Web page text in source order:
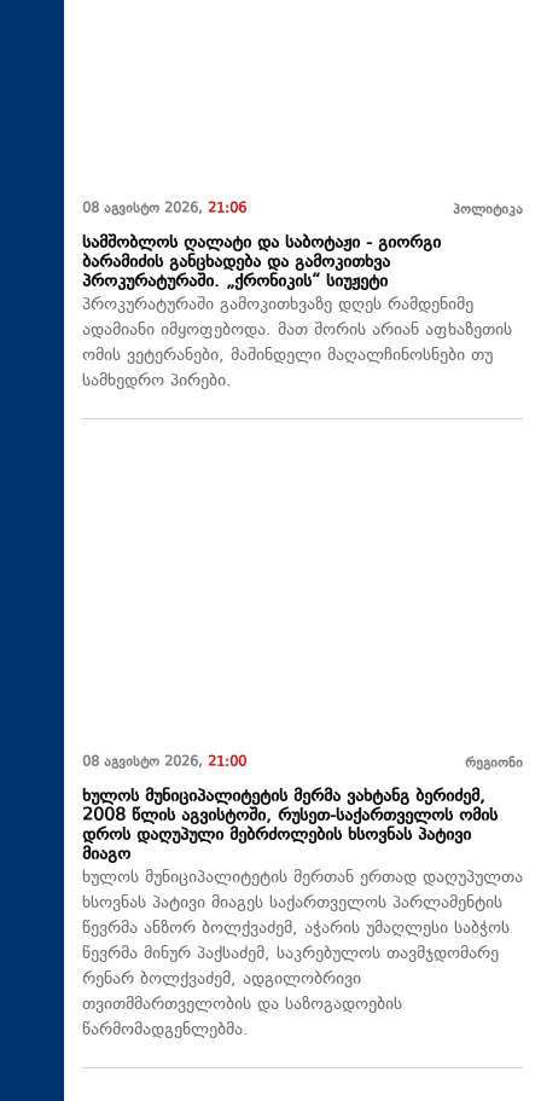
08 აგვისტო 2026, 21:06 პოლიტიკა
სამშობლოს ღალატი და საბოტაჟი - გიორგი
ბარამიძის განცხადება და გამოკითხვა
პროკურატურაში. „ქრონიკის“ სიუჟეტი
პროკურატურაში გამოკითხვაზე დღეს რამდენიმე
ადამიანი იმყოფებოდა. მათ შორის არიან აფხაზეთის
ომის ვეტერანები, მაშინდელი მაღალჩინოსნები თუ
სამხედრო პირები.
08 აგვისტო 2026, 21:00 რეგიონი
ხულოს მუნიციპალიტეტის მერმა ვახტანგ ბერიძემ,
2008 წლის აგვისტოში, რუსეთ-საქართველოს ომის
დროს დაღუპული მებრძოლების ხსოვნას პატივი
მიაგო
ხულოს მუნიციპალიტეტის მერთან ერთად დაღუპულთა
ხსოვნას პატივი მიაგეს საქართველოს პარლამენტის
წევრმა ანზორ ბოლქვაძემ, აჭარის უმაღლესი საბჭოს
წევრმა მინურ პაქსაძემ, საკრებულოს თავმჯდომარე
რენარ ბოლქვაძემ, ადგილობრივი
თვითმმართველობის და საზოგადოების
წარმომადგენლებმა.